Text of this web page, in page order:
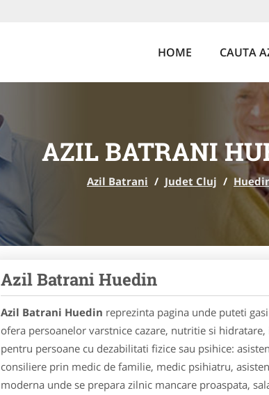
HOME CAUTA
AZIL BATRANI
Azil Batrani / Judet Cluj /
Azil Batrani Huedin
Azil Batrani Huedin reprezinta pagina unde puteti
ofera persoanelor varstnice cazare, nutritie si
pentru persoane cu dezabilitati fizice sau psihice:
consiliere prin medic de familie, medic psihiatru,
moderna unde se prepara zilnic mancare proaspata,